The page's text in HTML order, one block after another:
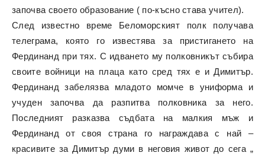
започва своето образование ( по-късно става учител).
След известно време Беломорският полк получава
телеграма, която го известява за пристигането на
Фердинанд при тях. С идването му полковникът събира
своите войници на плаца като сред тях е и Димитър.
Фердинанд забелязва младото момче в униформа и
учуден започва да разпитва полковника за него.
Последният разказва съдбата на малкия мъж и
Фердинанд от своя страна го награждава с най –
красивите за Димитър думи в неговия живот до сега „